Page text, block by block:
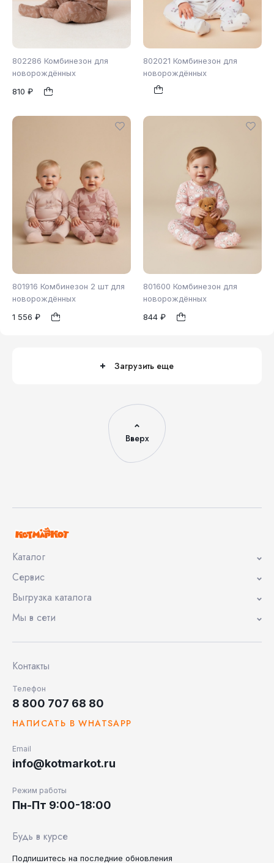
802286 Комбинезон для
новорождённых
810 ₽
80
802021 Комбинезон для
новорождённых
62
80 86
801916 Комбинезон 2 шт для
новорождённых
1 556 ₽
62 74
801600 Комбинезон для
новорождённых
844 ₽
62 68
Загрузить еще
Вверх
Каталог
Сервис
Выгрузка каталога
Мы в сети
Контакты
Телефон
8 800 707 68 80
НАПИСАТЬ В WHATSAPP
Email
info@kotmarkot.ru
Режим работы
Пн-Пт 9:00-18:00
Будь в курсе
Подпишитесь на последние обновления